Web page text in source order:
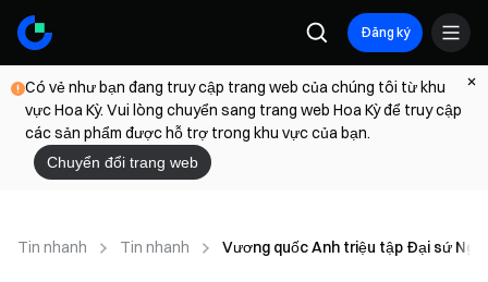
Đăng ký
Có vẻ như bạn đang truy cập trang web của chúng tôi từ khu
vực Hoa Kỳ. Vui lòng chuyển sang trang web Hoa Kỳ để truy cập
các sản phẩm được hỗ trợ trong khu vực của bạn.
Chuyển đổi trang web
Tin nhanh Tin nhanh Vương quốc Anh triệu tập Đại sứ